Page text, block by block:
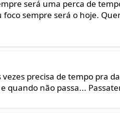
será uma perca de
sempre será o hoje.
vezes precisa de tempo pra
quando não passa...